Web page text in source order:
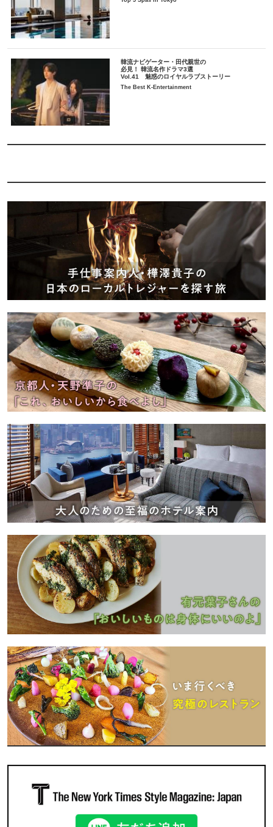
韓流ナビゲーター・田代親世の
必見！ 韓流名作ドラマ3選
Vol.41 魅惑のロイヤルラブストーリー
The Best K-Entertainment